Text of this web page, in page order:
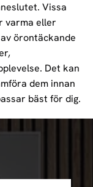
Vissa
varma eller
örontäckande
Det kan
dem innan
bäst för dig.